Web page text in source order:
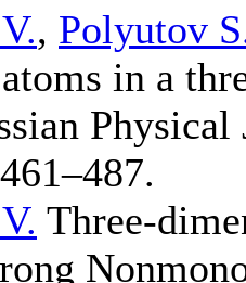
, Polyutov
in a
61–487.
Three-